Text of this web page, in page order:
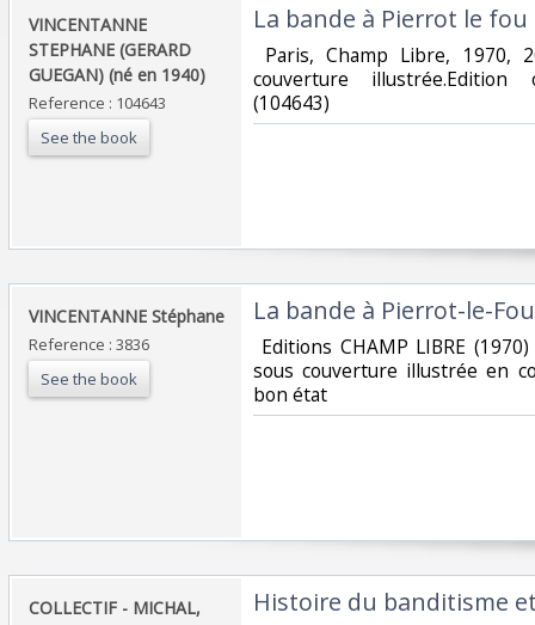
‎VINCENTANNE
STEPHANE (GERARD
GUEGAN) (né en 1940)‎
Reference : 104643
See the book
‎La bande à Pierrot le fou‎
Paris, Champ Libre, 1970,
couverture illustrée.Edition
(104643) ‎
‎VINCENTANNE Stéphane‎
Reference : 3836
See the book
‎La bande à Pierrot-le-Fou‎
Editions CHAMP LIBRE
sous couverture illustrée en
bon état‎
‎COLLECTIF - MICHAL,
‎Histoire du banditisme